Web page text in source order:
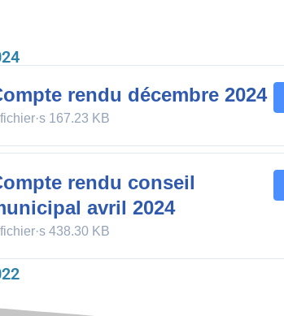
rendu décembre 2024
167.23 KB
rendu conseil
avril 2024
438.30 KB